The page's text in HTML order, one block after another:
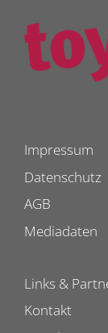
Impressum
Datenschutz
AGB
Mediadaten
Links &
Kontakt